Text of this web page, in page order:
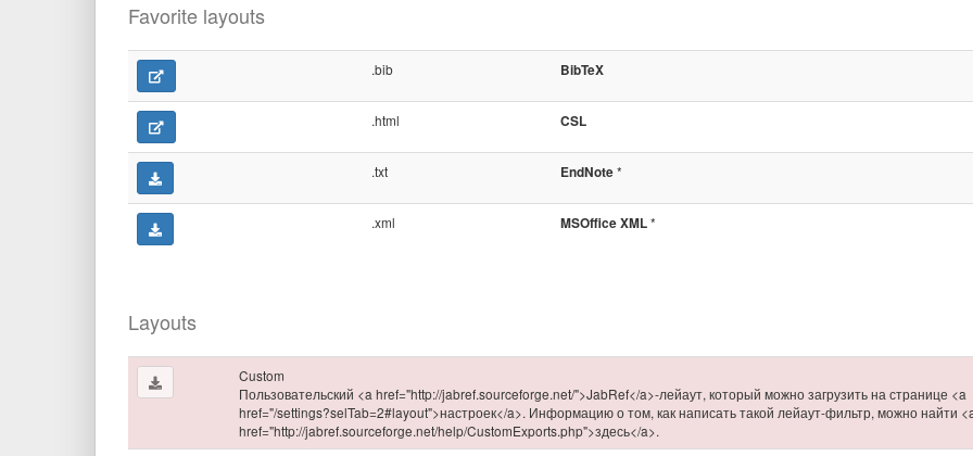
Favorite layouts
.bib BibTeX
.html CSL
.txt EndNote*
.xml MSOffice XML*
Layouts
Custom
Пользовательский <a href="http://jabref.sourceforge.net/">JabRef</a>-лейаут, который можно загрузить на странице <a
href="/settings?selTab=2#layout">настроек</a>. Информацию о том, как написать такой лейаут-фильтр, можно найти
href="http://jabref.sourceforge.net/help/CustomExports.php">здесь</a>.